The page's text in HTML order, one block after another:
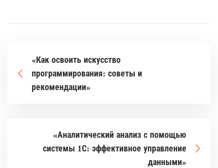
«Как освоить искусство
программирования: советы и
рекомендации»
«Аналитический анализ с помощью
системы 1С: эффективное управление
данными»